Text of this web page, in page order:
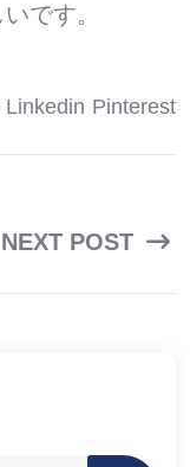
です。
Linkedin Pinterest
NEXT POST